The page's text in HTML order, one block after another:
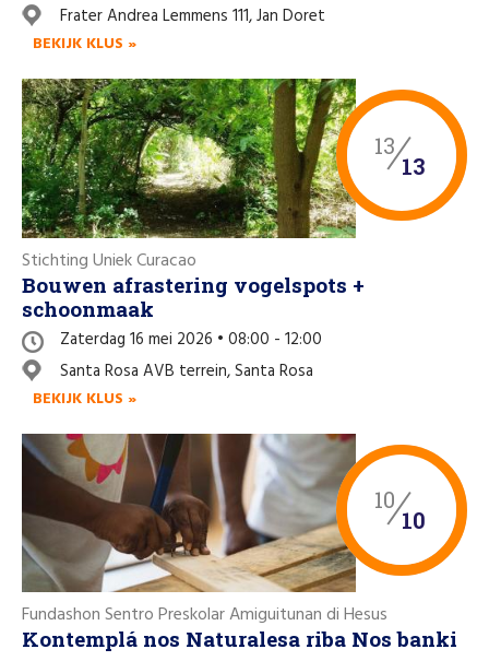
Frater Andrea Lemmens 111, Jan Doret
BEKIJK KLUS »
13
13
Stichting Uniek Curacao
Bouwen afrastering vogelspots +
schoonmaak
Zaterdag 16 mei 2026 • 08:00 - 12:00
Santa Rosa AVB terrein, Santa Rosa
BEKIJK KLUS »
10
10
Fundashon Sentro Preskolar Amiguitunan di Hesus
Kontemplá nos Naturalesa riba Nos banki